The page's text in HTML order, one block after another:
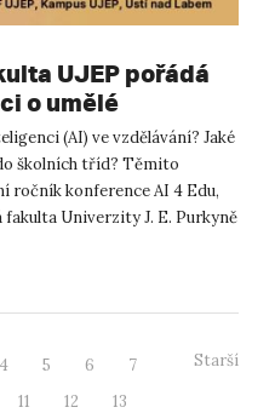
UJEP pořádá
o umělé
(AI) ve vzdělávání? Jaké
školních tříd? Těmito
ročník konference AI 4 Edu,
Univerzity J. E. Purkyně
4 5 6
7
11 12
13
Starší